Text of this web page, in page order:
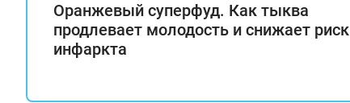
Оранжевый суперфуд. Как тыква
продлевает молодость и снижает риск
инфаркта